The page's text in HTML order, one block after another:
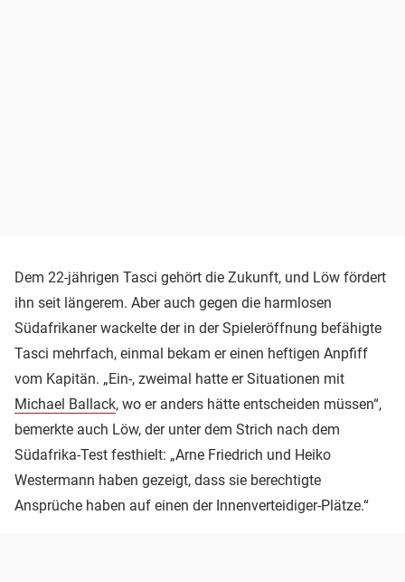
Dem 22-jährigen Tasci gehört die Zukunft, und Löw fördert
ihn seit längerem. Aber auch gegen die harmlosen
Südafrikaner wackelte der in der Spieleröffnung befähigte
Tasci mehrfach, einmal bekam er einen heftigen Anpfiff
vom Kapitän. „Ein-, zweimal hatte er Situationen mit
Michael Ballack, wo er anders hätte entscheiden müssen“,
bemerkte auch Löw, der unter dem Strich nach dem
Südafrika-Test festhielt: „Arne Friedrich und Heiko
Westermann haben gezeigt, dass sie berechtigte
Ansprüche haben auf einen der Innenverteidiger-Plätze.“